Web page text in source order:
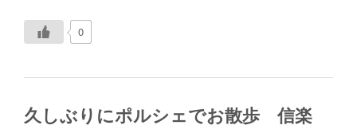
0
久しぶりにポルシェでお散歩 信楽